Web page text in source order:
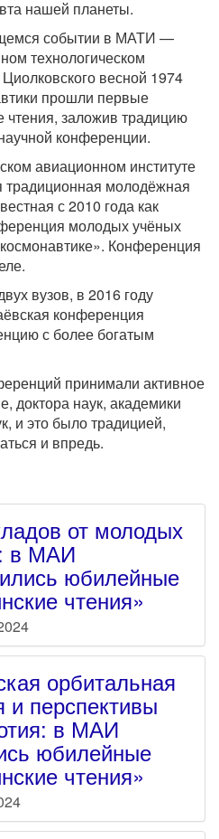
нашей планеты.
событии в МАТИ —
технологическом
весной 1974
прошли первые
чтения, заложив традицию
конференции.
авиационном институте
традиционная молодёжная
с 2010 года как
молодых учёных
Конференция
вузов, в 2016 году
конференция
с более богатым
принимали активное
доктора наук, академики
и это было традицией,
и впредь.
от молодых
в МАИ
юбилейные
чтения»
орбитальная
и перспективы
в МАИ
юбилейные
чтения»